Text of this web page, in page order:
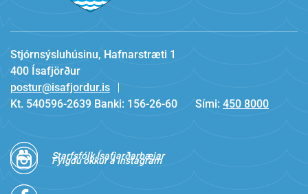
Stjórnsýsluhúsinu, Hafnarstræti 1
400 Ísafjörður
postur@isafjordur.is
Kt. 540596-2639 Banki: 156-26-60
Sími: 450 8000
Fylgdu okkur á Instagram
Starfsfólk Ísafjarðarbæjar